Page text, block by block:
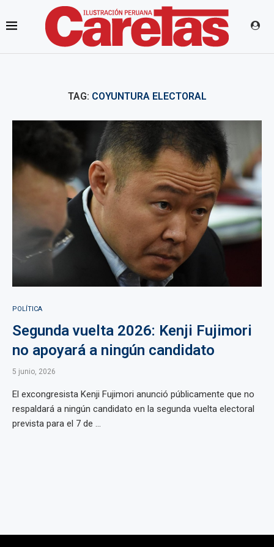
TAG: COYUNTURA ELECTORAL
POLÍTICA
Segunda vuelta 2026: Kenji Fujimori
no apoyará a ningún candidato
5 junio, 2026
El excongresista Kenji Fujimori anunció públicamente que no
respaldará a ningún candidato en la segunda vuelta electoral
prevista para el 7 de ...